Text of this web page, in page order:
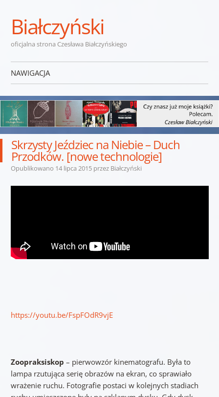
Białczyński
oficjalna strona Czesława Białczyńskiego
NAWIGACJA
Skrzysty Jeździec na Niebie – Duch
Przodków. [nowe technologie]
Opublikowano 14 lipca 2015przez Białczyński
https://youtu.be/FspFOdR9vjE
Zoopraksiskop – pierwowzór kinematografu. Była to
lampa rzutująca serię obrazów na ekran, co sprawiało
wrażenie ruchu. Fotografie postaci w kolejnych stadiach